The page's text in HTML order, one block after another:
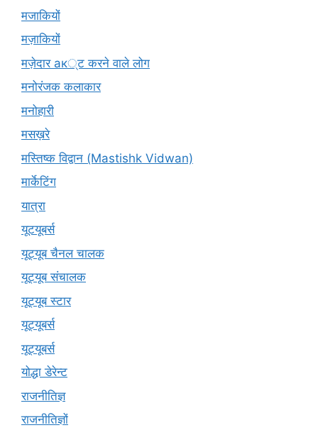
मजाकियों
मज़ाकियों
मज़ेदार ак्ट करने वाले लोग
मनोरंजक कलाकार
मनोहारी
मसख़रे
मस्तिष्क विद्वान (Mastishk Vidwan)
मार्केटिंग
यात्रा
यूटयूबर्स
यूट्यूब चैनल चालक
यूट्यूब संचालक
यूट्यूब स्टार
यूट्यूबर्स
यूट्‍यूबर्स
योद्धा डेरेन्ट
राजनीतिज्ञ
राजनीतिज्ञों